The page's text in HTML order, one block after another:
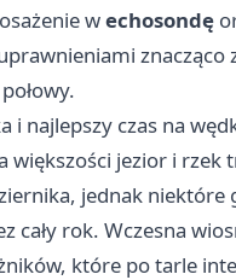
wechosondę
znacząco
i najlepszy czas na
większości jezior i rzek
jednak niektóre
cały rok. Wczesna
które po tarle